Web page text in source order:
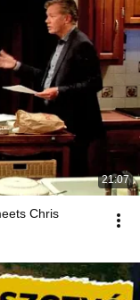
21:07
Chris